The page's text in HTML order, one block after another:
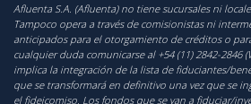
Afluenta S.A. (Afluenta) no tiene sucursales ni
Tampoco opera a través de comisionistas ni
anticipados para el otorgamiento de créditos o
cualquier duda comunicarse al +54 (11) 2842-2846
implica la integración de la lista de fiduciantes/
que se transformará en definitivo una vez que se
el fideicomiso. Los fondos que se van a fiduciar/